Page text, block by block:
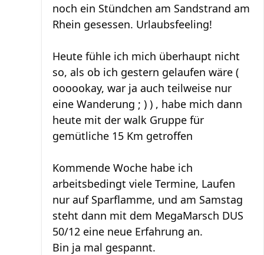
noch ein Stündchen am Sandstrand am
Rhein gesessen. Urlaubsfeeling!
Heute fühle ich mich überhaupt nicht
so, als ob ich gestern gelaufen wäre (
oooookay, war ja auch teilweise nur
eine Wanderung ; ) ) , habe mich dann
heute mit der walk Gruppe für
gemütliche 15 Km getroffen
Kommende Woche habe ich
arbeitsbedingt viele Termine, Laufen
nur auf Sparflamme, und am Samstag
steht dann mit dem MegaMarsch DUS
50/12 eine neue Erfahrung an.
Bin ja mal gespannt.